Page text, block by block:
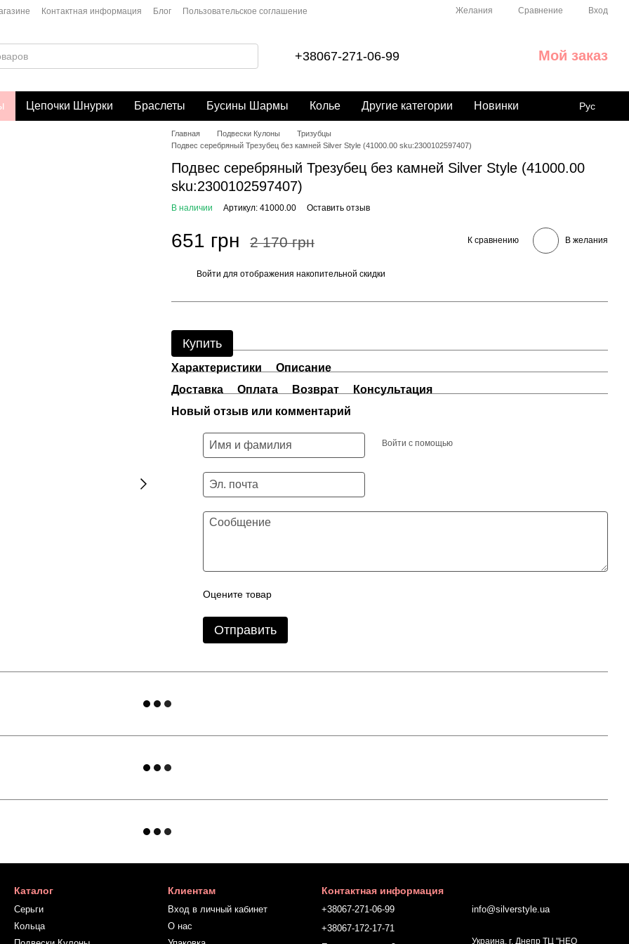
Контактная информация Блог Пользовательское соглашение Желания Сравнение Вход
+38067-271-06-99 Мой заказ
Цепочки Шнурки Браслеты Бусины Шармы Колье Другие категории Новинки Рус
Главная Подвески Кулоны
Тризубцы
Подвес серебряный Трезубец без камней Silver Style (41000.00 sku:2300102597407)
Подвес серебряный Трезубец без камней Silver Style (41000.00
sku:2300102597407)
В наличии Артикул: 41000.00 Оставить отзыв
651 грн 2 170 грн К сравнению В желания
Войти для отображения накопительной скидки
Купить
Характеристики
Описание
Доставка
Оплата Возврат
Консультация
Новый отзыв или комментарий
Войти с помощью
Оцените товар
Отправить
Каталог
Серьги
Кольца
Клиентам
Вход в личный кабинет
О нас
Контактная информация
+38067-271-06-99
+38067-172-17-71
info@silverstyle.ua
Украина, г. Днепр ТЦ "НЕО